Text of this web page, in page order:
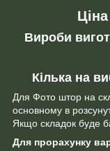
Вироби
Кілька на
Для Фото штор на
основному в
Якщо складок буде
Для прорахунку